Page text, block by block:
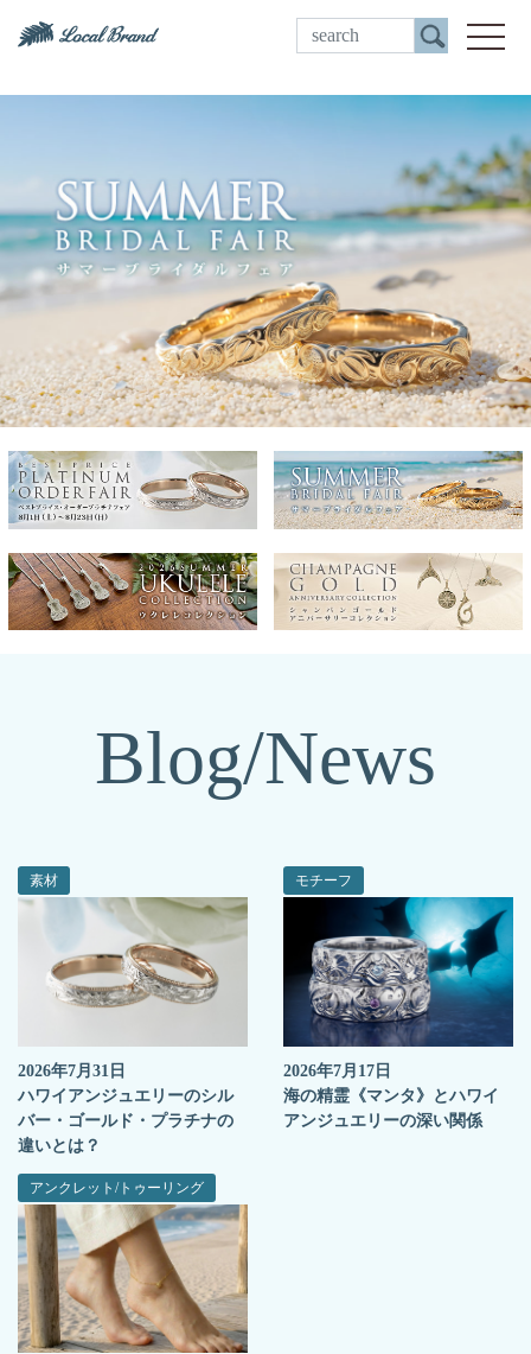
ご来店予約
Blog/News
素材
2026年7月31日
ハワイアンジュエリーのシル
バー・ゴールド・プラチナの
違いとは？
モチーフ
2026年7月17日
海の精霊《マンタ》とハワイ
アンジュエリーの深い関係
アンクレット/トゥーリング